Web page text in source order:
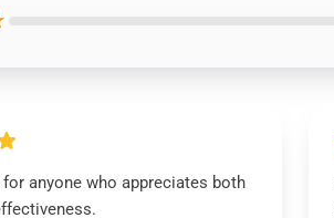
anyone who appreciates both